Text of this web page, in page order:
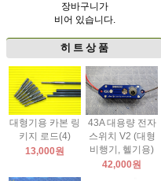
장바구니가
비어 있습니다.
히 트 상 품
대형기용 카본 링
키지 로드(4)
13,000원
43A 대용량 전자
스위치 V2 (대형
비행기, 헬기용)
42,000원